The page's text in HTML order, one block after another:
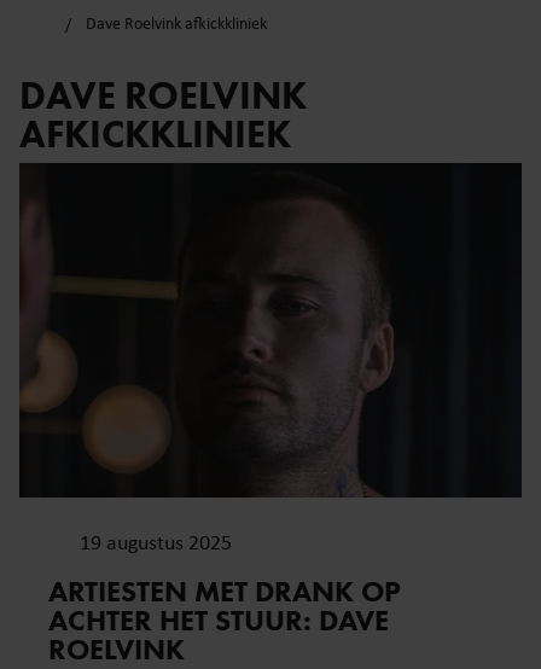
Dave Roelvink afkickkliniek
DAVE ROELVINK
AFKICKKLINIEK
19 augustus 2025
ARTIESTEN MET DRANK OP
ACHTER HET STUUR: DAVE
ROELVINK